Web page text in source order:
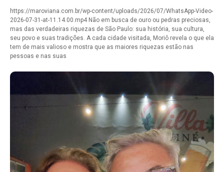
https://maroviana.com.br/wp-content/uploads/2026/07/WhatsApp-Video-
2026-07-31-at-11.14.00.mp4 Não em busca de ouro ou pedras preciosas,
mas das verdadeiras riquezas de São Paulo: sua história, sua cultura,
seu povo e suas tradições. A cada cidade visitada, Moriô revela o que ela
tem de mais valioso e mostra que as maiores riquezas estão nas
pessoas e nas suas